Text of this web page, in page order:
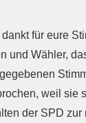
dankt für eure
und Wähler,
weil sie
der SPD zur